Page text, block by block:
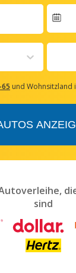
und Wohnsitzland
sind